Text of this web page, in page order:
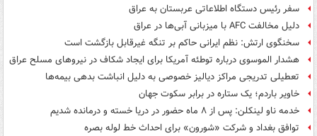
سفر رئیس دستگاه اطلاعاتی عربستان به عراق
دلیل مخالفت AFC با میزبانی آبی‌ها در عراق
سخنگوی ارتش: نظم ایرانی حاکم بر تنگه غیرقابل بازگشت است
هشدار الموسوی درباره توطئه آمریکا برای ایجاد شکاف در نیروهای مسلح عراق
تعطیلی تدریجی مراکز دیالیز خصوصی به دلیل انباشت بدهی بیمه‌ها
خاویر باردم؛ یک ستاره در برابر سکوت جهان
خدمه ناو لینکلن: پس از ۸ ماه حضور در دریا خسته و درمانده‌ شدیم
توافق بغداد و شرکت «شورون» برای احداث خط لوله بصره